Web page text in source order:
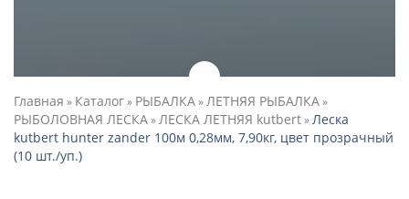
Главная » Каталог» РЫБАЛКА»ЛЕТНЯЯ РЫБАЛКА»
РЫБОЛОВНАЯ ЛЕСКА»ЛЕСКА ЛЕТНЯЯ kutbert»Леска
kutbert hunter zander 100м 0,28мм, 7,90кг, цвет прозрачный
(10 шт./уп.)